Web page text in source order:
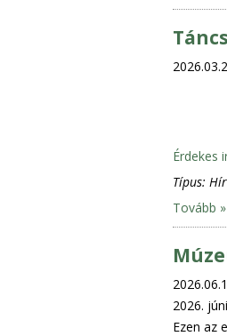
Érdekes
Típus: Hír
Tovább »
2026.
Ezen az